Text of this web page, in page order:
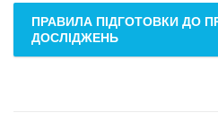
ПРАВИЛА ПІДГОТОВКИ ДО
ДОСЛІДЖЕНЬ